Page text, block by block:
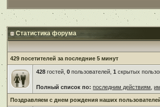
Статистика форума
429 посетителей за последние 5 минут
428 гостей,0 пользователей,1 скрытых
Полный список по: последним действиям ,
Поздравляем с днем рождения наших